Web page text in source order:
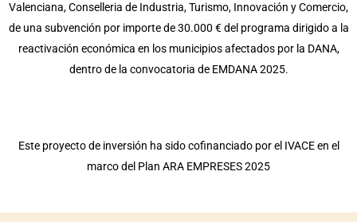
Valenciana, Conselleria de Industria, Turismo, Innovación y Comercio,
de una subvención por importe de 30.000 € del programa dirigido a la
reactivación económica en los municipios afectados por la DANA,
dentro de la convocatoria de EMDANA 2025.
Este proyecto de inversión ha sido cofinanciado por el IVACE en el
marco del Plan ARA EMPRESES 2025